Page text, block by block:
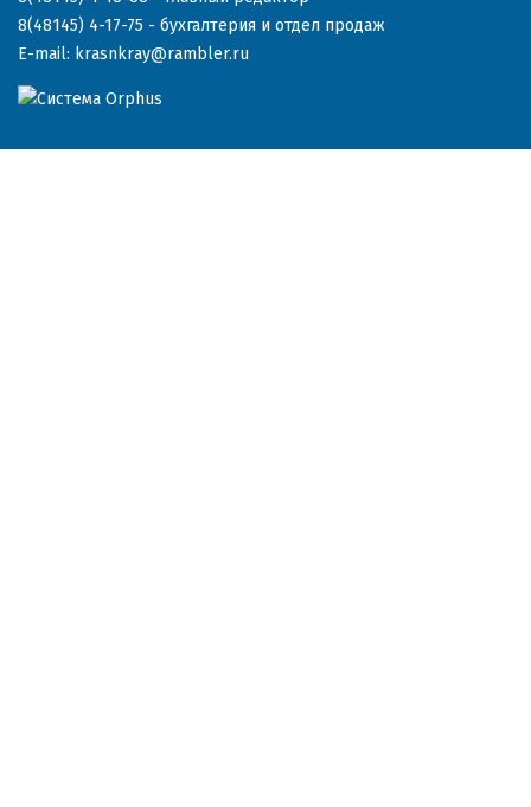
8(48145) 4-17-75 - бухгалтерия и отдел продаж
E-mail: krasnkray@rambler.ru